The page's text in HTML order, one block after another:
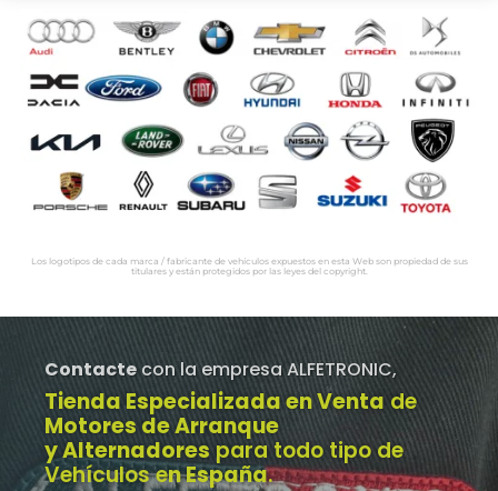
Los logotipos de cada marca / fabricante de vehículos expuestos en esta Web son propiedad de sus
titulares y están protegidos por las leyes del copyright.
Contacte con la empresa ALFETRONIC,
Tienda Especializada en Venta de
Motores de Arranque
y Alternadores para todo tipo de
Vehículos en España.